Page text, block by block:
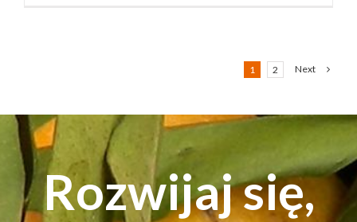
1 2 Next
Rozwijaj się,